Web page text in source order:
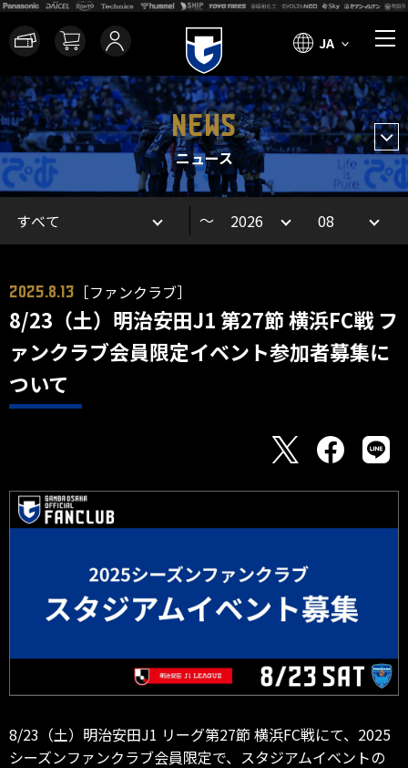
JA
NEWS
ニュース
～
2025.8.13 ［ファンクラブ］
8/23（土）明治安田J1 第27節 横浜FC戦 フ
ァンクラブ会員限定イベント参加者募集に
ついて
8/23（土）明治安田J1 リーグ第27節 横浜FC戦にて、2025
シーズンファンクラブ会員限定で、スタジアムイベントの